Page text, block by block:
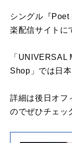
シングル『
楽配信サイトに
「
Shop」では日
詳細は後日オフ
のでぜひチェッ